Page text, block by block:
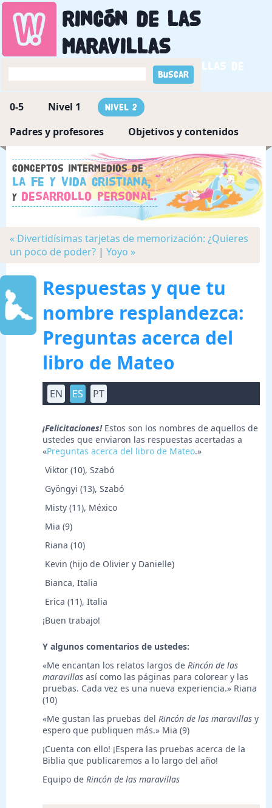
Rincón de las
maravillas
Descubriendo las maravillas de
0-5 Nivel 1 Nivel 2
Padres y profesores Objetivos y contenidos
Conceptos intermedios de
la fe y vida cristiana,
y desarrollo personal.
« Divertidísimas tarjetas de memorización: ¿Quieres
un poco de poder? | Yoyo »
Respuestas y que tu
nombre resplandezca:
Preguntas acerca del
libro de Mateo
EN ES PT
¡Felicitaciones! Estos son los nombres de aquellos de
ustedes que enviaron las respuestas acertadas a
«Preguntas acerca del libro de Mateo.»
 Viktor (10), Szabó
 Gyöngyi (13), Szabó
 Misty (11), México
 Mia (9)
 Riana (10)
 Kevin (hijo de Olivier y Danielle)
 Bianca, Italia
 Erica (11), Italia
¡Buen trabajo!
Y algunos comentarios de ustedes:
«Me encantan los relatos largos de Rincón de las
maravillas así como las páginas para colorear y las
pruebas. Cada vez es una nueva experiencia.» Riana
(10)
«Me gustan las pruebas del Rincón de las maravillas y
espero que publiquen más.» Mia (9)
¡Cuenta con ello! ¡Espera las pruebas acerca de la
Biblia que publicaremos a lo largo del año!
Equipo de Rincón de las maravillas